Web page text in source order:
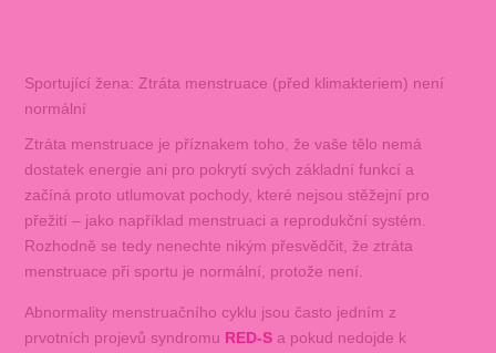
Sportující žena: Ztráta menstruace (před klimakteriem) není
normální
Ztráta menstruace je příznakem toho, že vaše tělo nemá
dostatek energie ani pro pokrytí svých základní funkcí a
začíná proto utlumovat pochody, které nejsou stěžejní pro
přežití – jako například menstruaci a reprodukční systém.
Rozhodně se tedy nenechte nikým přesvědčit, že ztráta
menstruace při sportu je normální, protože není.
Abnormality menstruačního cyklu jsou často jedním z
prvotních projevů syndromu RED‑Sa pokud nedojde k